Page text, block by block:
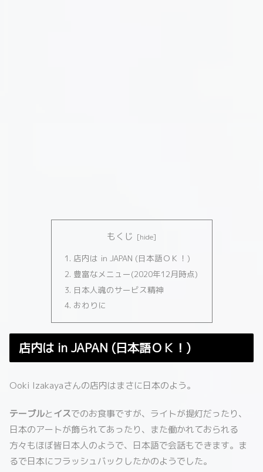
もくじ
店内は in JAPAN (日本語ＯＫ！)
豊富なメニュー(2020年12月時点)
日本人魂のサービス精神
おわりに
店内は in JAPAN (日本語ＯＫ！)
Ooki Izakayaさんの店内はまさに日本のよう。
テーブルとイスでのお食事ですが、ライトが提灯だったり、
日本のアートが飾られてあったり、また働かれておられる
方々もほぼ皆日本人のようで、日本語で会話もできます。ま
るで日本にフラッシュバックしたかのようでした。